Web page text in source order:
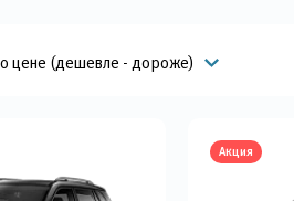
цене (дешевле - дороже)
Акция